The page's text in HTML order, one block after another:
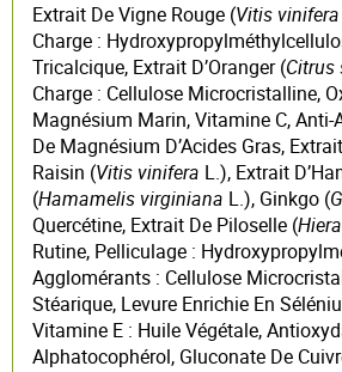
Extrait De Vigne Rouge (Vitis vinifera
Charge :
Tricalcique, Extrait D’Oranger (Citrus
Charge : Cellulose Microcristalline,
Magnésium Marin, Vitamine C,
De Magnésium D’Acides Gras,
Raisin (Vitis vinifera L.), Extrait
(Hamamelis virginiana L.), Ginkgo (
Quercétine, Extrait De Piloselle (
Rutine, Pelliculage :
Agglomérants : Cellulose
Stéarique, Levure Enrichie En
Vitamine E : Huile Végétale,
Alphatocophérol, Gluconate De